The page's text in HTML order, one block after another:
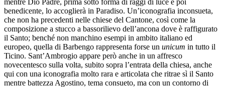
benedicente, lo accoglierà in Paradiso. Un’iconografia inconsueta,
che non ha precedenti nelle chiese del Cantone, così come la
composizione a stucco a bassorilievo dell’ancona dove è raffigurato
il Santo; benché non manchino esempi in ambito italiano ed
europeo, quella di Barbengo rappresenta forse un unicum in tutto il
Ticino. Sant’Ambrogio appare però anche in un affresco
novecentesco sulla volta, subito sopra l’entrata della chiesa, anche
qui con una iconografia molto rara e articolata che ritrae sì il Santo
mentre battezza Agostino, tema consueto, ma con un contorno di